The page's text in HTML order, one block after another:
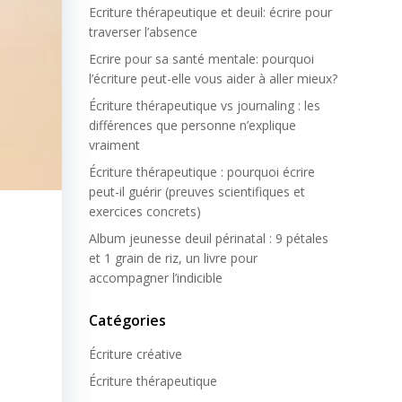
Ecriture thérapeutique et deuil: écrire pour
traverser l’absence
Ecrire pour sa santé mentale: pourquoi
l’écriture peut-elle vous aider à aller mieux?
Écriture thérapeutique vs journaling : les
différences que personne n’explique
vraiment
Écriture thérapeutique : pourquoi écrire
peut-il guérir (preuves scientifiques et
exercices concrets)
Album jeunesse deuil périnatal : 9 pétales
et 1 grain de riz, un livre pour
accompagner l’indicible
Catégories
Écriture créative
Écriture thérapeutique